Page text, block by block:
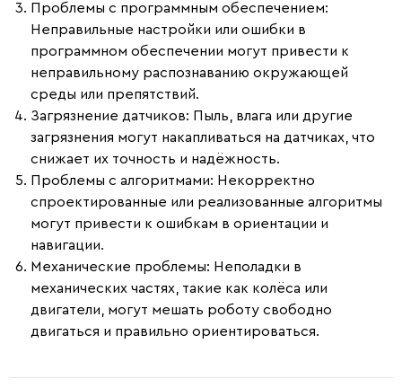
Проблемы с программным обеспечением:
Неправильные настройки или ошибки в
программном обеспечении могут привести к
неправильному распознаванию окружающей
среды или препятствий.
Загрязнение датчиков: Пыль, влага или другие
загрязнения могут накапливаться на датчиках, что
снижает их точность и надёжность.
Проблемы с алгоритмами: Некорректно
спроектированные или реализованные алгоритмы
могут привести к ошибкам в ориентации и
навигации.
Механические проблемы: Неполадки в
механических частях, такие как колёса или
двигатели, могут мешать роботу свободно
двигаться и правильно ориентироваться.